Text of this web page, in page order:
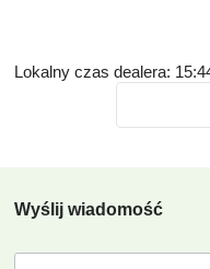
Lokalny czas dealera:
Wyślij wiadomość